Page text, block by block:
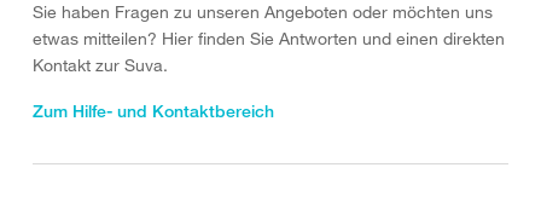
Sie haben Fragen zu unseren Angeboten oder möchten uns
etwas mitteilen? Hier finden Sie Antworten und einen direkten
Kontakt zur Suva.
Zum Hilfe- und Kontaktbereich